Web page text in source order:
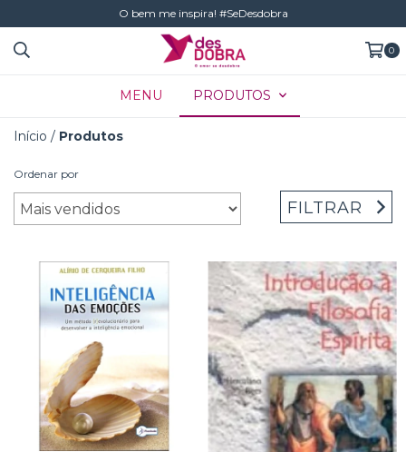
O bem me inspira! #SeDesdobra
0
MENU PRODUTOS
Início / Produtos
Ordenar por
FILTRAR